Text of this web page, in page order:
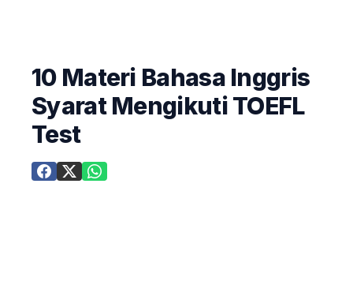
10 Materi Bahasa Inggris
Syarat Mengikuti TOEFL
Test